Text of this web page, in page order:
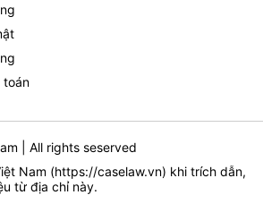
toán
| All rights seserved
Nam (https://caselaw.vn) khi trích dẫn,
từ địa chỉ này.